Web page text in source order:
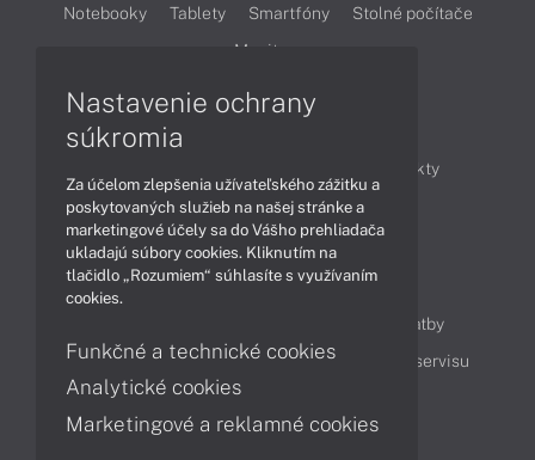
Notebooky Tablety Smartfóny
Stolné počítače
Monitory
Produkty
Technológie
Videá
Obsah
Možnosti doručenia a platby
Podpora a servis
Servisné služby Cenník servisu
Kontakty
Nastavenie ochrany
súkromia
Za účelom zlepšenia užívateľského zážitku a
poskytovaných služieb na našej stránke a
marketingové účely sa do Vášho prehliadača
ukladajú súbory cookies. Kliknutím na
tlačidlo „Rozumiem“ súhlasíte s využívaním
cookies.
Funkčné a technické cookies
Analytické cookies
Marketingové a reklamné cookies